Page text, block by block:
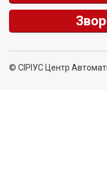
© СІРІУС Центр